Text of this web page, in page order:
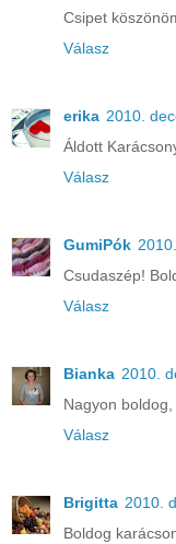
Csipet
Válasz
erika 2010.
Áldott
Válasz
GumiPók
Csudaszép!
Válasz
Bianka 2010.
Nagyon
Válasz
Brigitta 2010.
Boldog